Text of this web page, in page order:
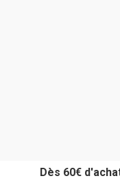
Dès 60€